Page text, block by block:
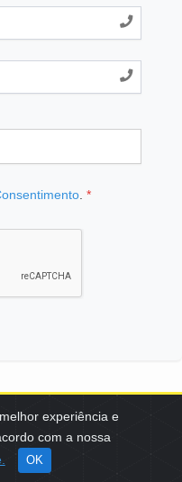
experiência e
com a nossa
OK
*
002 | BRASÍLIA (DF) | +55